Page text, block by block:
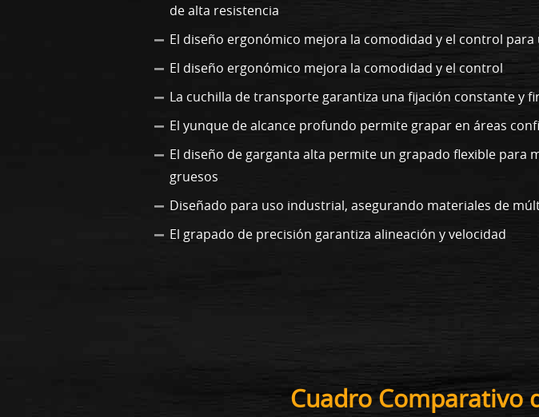
de alta resistencia
El diseño ergonómico mejora la comodidad y el control
El diseño ergonómico mejora la comodidad y el control
La cuchilla de transporte garantiza una fijación constante y
El yunque de alcance profundo permite grapar en áreas
El diseño de garganta alta permite un grapado flexible para
gruesos
Diseñado para uso industrial, asegurando materiales de
El grapado de precisión garantiza alineación y velocidad
Cuadro Comparativo